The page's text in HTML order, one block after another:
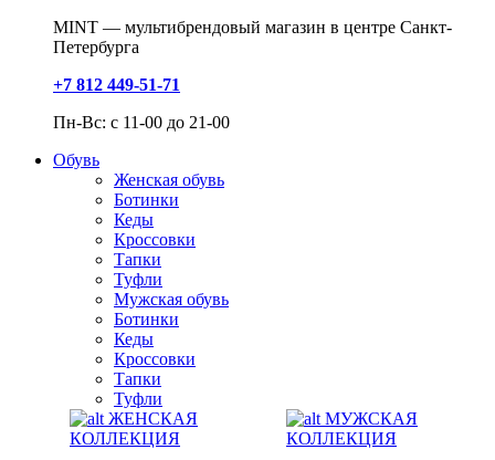
MINT — мультибрендовый магазин в центре Санкт-
Петербурга
+7 812 449-51-71
Пн-Вс: с 11-00 до 21-00
Обувь
Женская обувь
Ботинки
Кеды
Кроссовки
Тапки
Туфли
Мужская обувь
Ботинки
Кеды
Кроссовки
Тапки
Туфли
ЖЕНСКАЯ
КОЛЛЕКЦИЯ
МУЖСКАЯ
КОЛЛЕКЦИЯ